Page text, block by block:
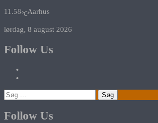
11.58℃Aarhus
lørdag, 8 august 2026
Follow Us
Søg
efter:
Follow Us